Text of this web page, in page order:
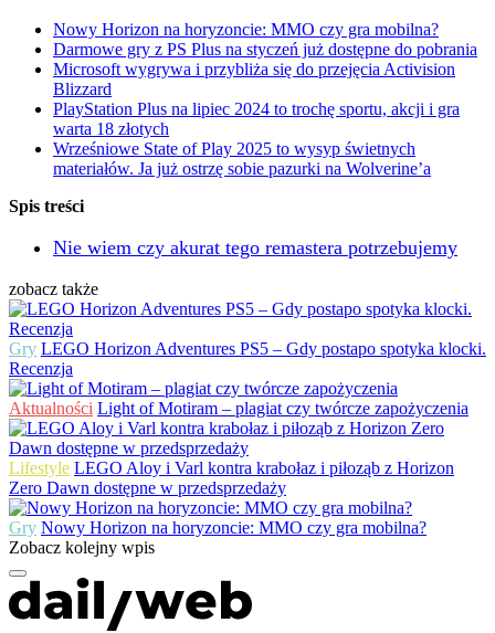
Nowy Horizon na horyzoncie: MMO czy gra mobilna?
Darmowe gry z PS Plus na styczeń już dostępne do pobrania
Microsoft wygrywa i przybliża się do przejęcia Activision
Blizzard
PlayStation Plus na lipiec 2024 to trochę sportu, akcji i gra
warta 18 złotych
Wrześniowe State of Play 2025 to wysyp świetnych
materiałów. Ja już ostrzę sobie pazurki na Wolverine’a
Spis treści
Nie wiem czy akurat tego remastera potrzebujemy
zobacz także
Gry LEGO Horizon Adventures PS5 – Gdy postapo spotyka klocki.
Recenzja
Aktualności Light of Motiram – plagiat czy twórcze zapożyczenia
Lifestyle LEGO Aloy i Varl kontra krabołaz i piłoząb z Horizon
Zero Dawn dostępne w przedsprzedaży
Gry Nowy Horizon na horyzoncie: MMO czy gra mobilna?
Zobacz kolejny wpis